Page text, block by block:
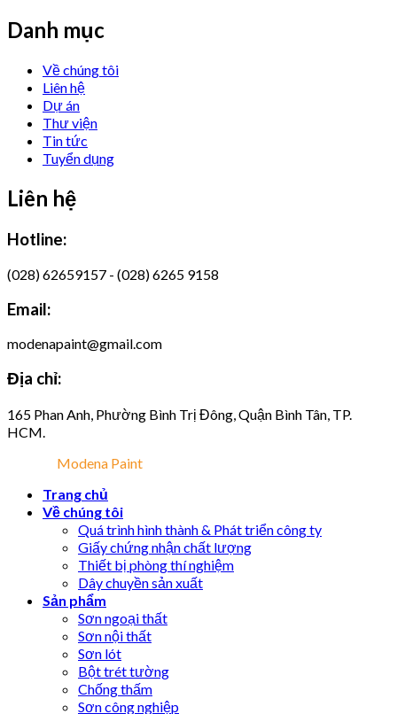
Danh mục
Về chúng tôi
Liên hệ
Dự án
Thư viện
Tin tức
Tuyển dụng
Liên hệ
Hotline:
(028) 62659157 - (028) 6265 9158
Email:
modenapaint@gmail.com
Địa chỉ:
165 Phan Anh, Phường Bình Trị Đông, Quận Bình Tân, TP.
HCM.
Modena Paint
Trang chủ
Về chúng tôi
Quá trình hình thành & Phát triển công ty
Giấy chứng nhận chất lượng
Thiết bị phòng thí nghiệm
Dây chuyền sản xuất
Sản phẩm
Sơn ngoại thất
Sơn nội thất
Sơn lót
Bột trét tường
Chống thấm
Sơn công nghiệp